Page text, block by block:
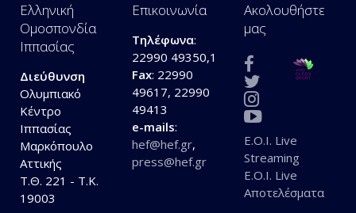
Ελληνική
Ομοσπονδία
Ιππασίας
Διεύθυνση
Ολυμπιακό
Κέντρο
Ιππασίας
Μαρκόπουλο
Αττικής
Τ.Θ. 221 - Τ.Κ.
19003
Επικοινωνία
Τηλέφωνα:
22990 49350,1
Fax: 22990
49617, 22990
49413
e-mails:
hef@hef.gr,
press@hef.gr
Ακολουθήστε
μας
E.O.I. Live
Streaming
E.O.I. Live
Αποτελέσματα